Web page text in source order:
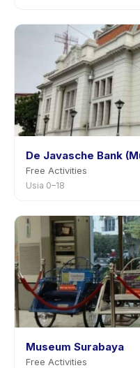
De Javasche Bank
Free Activities
Usia 0–18
Museum Surabaya
Free Activities